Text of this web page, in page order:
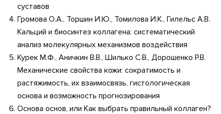
суставов
Громова О.А., Торшин И.Ю., Томилова И.К., Гилельс А.В.
Кальций и биосинтез коллагена: систематический
анализ молекулярных механизмов воздействия
Курек М.Ф., Аничкин В.В., Шилько С.В., Дорошенко Р.В.
Механические свойства кожи: сократимость и
растяжимость, их взаимосвязь, гистологическая
основа и возможность прогнозирования
Основа основ, или Как выбрать правильный коллаген?